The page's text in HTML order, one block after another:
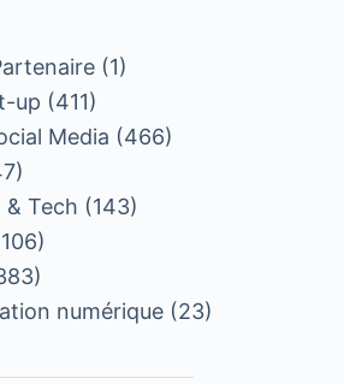
(1)
up (411)
Media (466)
Tech (143)
numérique(23)